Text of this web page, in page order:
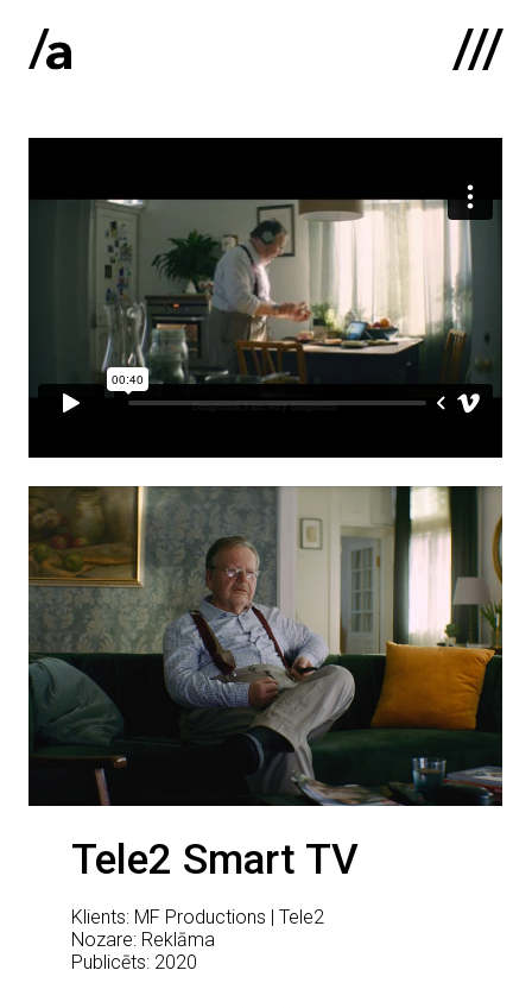
:
Sākums
Par mums
Kontakti
Portfolio
Tele2 Smart TV
Klients: MF Productions | Tele2
Nozare: Reklāma
Publicēts: 2020